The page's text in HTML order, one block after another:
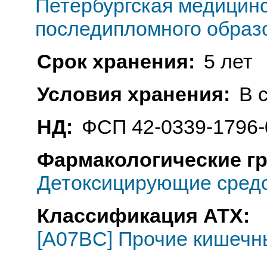
Петербургская
последипломного
Срок хранения: 5 лет
Условия хранения: В
НД: ФСП 42-0339-
Фармакологические
Детоксицирующие
Классификация АТХ:
[A07BC] Прочие